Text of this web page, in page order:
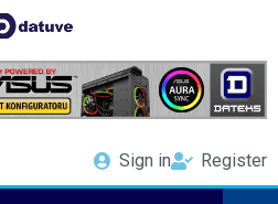
Sign in Register